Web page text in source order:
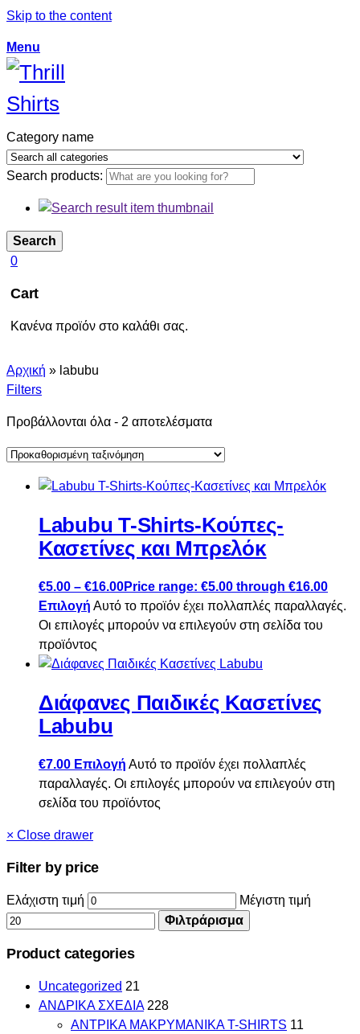
Skip to the content
Menu
Category name
Search products:
Search
0
Cart
Κανένα προϊόν στο καλάθι σας.
Αρχική » labubu
Filters
Προβάλλονται όλα - 2 αποτελέσματα
Labubu T-Shirts-Κούπες-
Κασετίνες και Μπρελόκ
€5.00 – €16.00Price range: €5.00 through €16.00
Επιλογή Αυτό το προϊόν έχει πολλαπλές παραλλαγές.
Οι επιλογές μπορούν να επιλεγούν στη σελίδα του
προϊόντος
Διάφανες Παιδικές Κασετίνες
Labubu
€7.00 Επιλογή Αυτό το προϊόν έχει πολλαπλές
παραλλαγές. Οι επιλογές μπορούν να επιλεγούν στη
σελίδα του προϊόντος
× Close drawer
Filter by price
Ελάχιστη τιμή
Μέγιστη τιμή
Φιλτράρισμα
Product categories
Uncategorized 21
ΑΝΔΡΙΚΑ ΣΧΕΔΙΑ 228
ΑΝΤΡΙΚΑ MAKΡYMANIKA T-SHIRTS 11